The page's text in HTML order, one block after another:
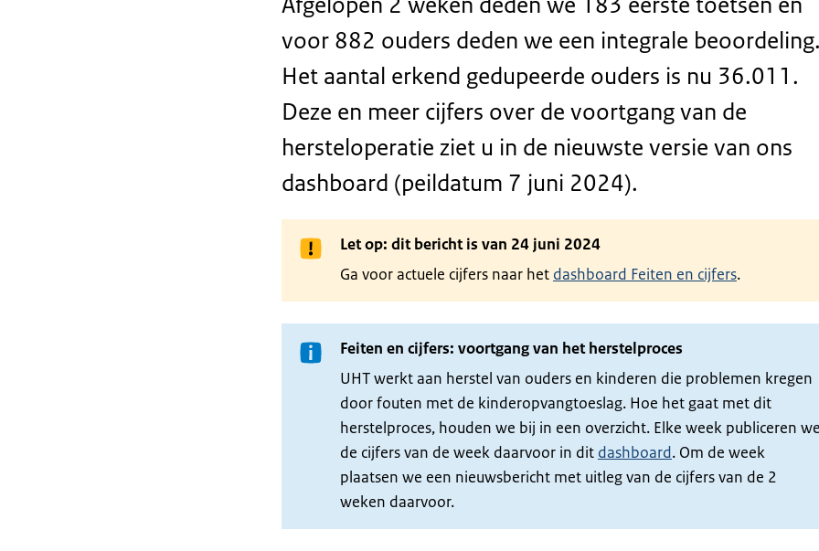
voor 882 ouders deden we een integrale beoordeling.
Het aantal erkend gedupeerde ouders is nu 36.011.
Deze en meer cijfers over de voortgang van de
hersteloperatie ziet u in de nieuwste versie van ons
dashboard (peildatum 7 juni 2024).
Let op: dit bericht is van 24 juni 2024
Ga voor actuele cijfers naar het dashboard Feiten en cijfers.
Feiten en cijfers: voortgang van het herstelproces
UHT werkt aan herstel van ouders en kinderen die problemen kregen
door fouten met de kinderopvangtoeslag. Hoe het gaat met dit
herstelproces, houden we bij in een overzicht. Elke week publiceren we
de cijfers van de week daarvoor in dit dashboard. Om de week
plaatsen we een nieuwsbericht met uitleg van de cijfers van de 2
weken daarvoor.